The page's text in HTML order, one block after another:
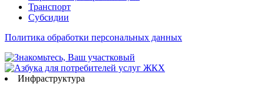
Транспорт
Субсидии
Политика обработки персональных данных
Инфраструктура